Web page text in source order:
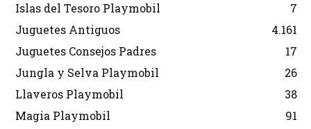
Islas del Tesoro Playmobil
7
Juguetes Antiguos
4.161
Juguetes Consejos Padres
17
Jungla y Selva Playmobil
26
Llaveros Playmobil
38
Magia Playmobil
91